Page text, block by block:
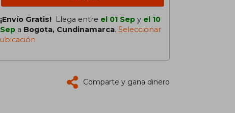
¡Envío Gratis! Llega entre el 01 Sep y el 10
Sep a Bogota, Cundinamarca. Seleccionar
ubicación
Comparte y gana dinero